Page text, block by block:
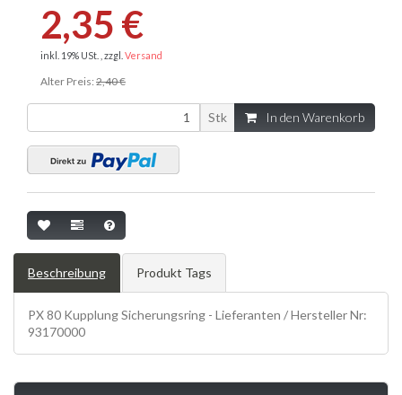
2,35 €
inkl. 19% USt. , zzgl. Versand
Alter Preis: 2,40 €
Stk In den Warenkorb
Beschreibung Produkt Tags
PX 80 Kupplung Sicherungsring - Lieferanten / Hersteller Nr:
93170000